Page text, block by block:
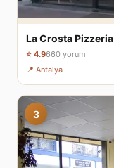
La Crosta Pizzeria
⭐ 4.9660 yorum
📍 Antalya
3